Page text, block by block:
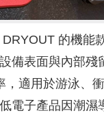
的機能
備表面與內部殘
，適用於游泳、
電子產品因潮濕